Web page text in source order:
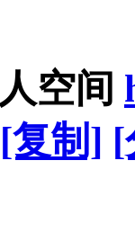
空间
[复制] [